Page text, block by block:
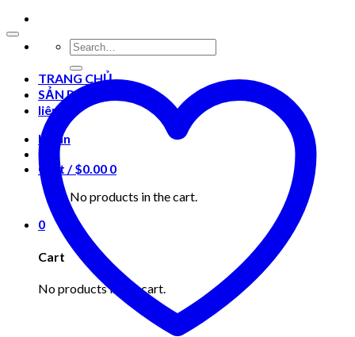
Search
for:
TRANG CHỦ
SẢN PHẨM
liên hệ
Login
Cart /$0.00 0
No products in the cart.
0
Cart
No products in the cart.